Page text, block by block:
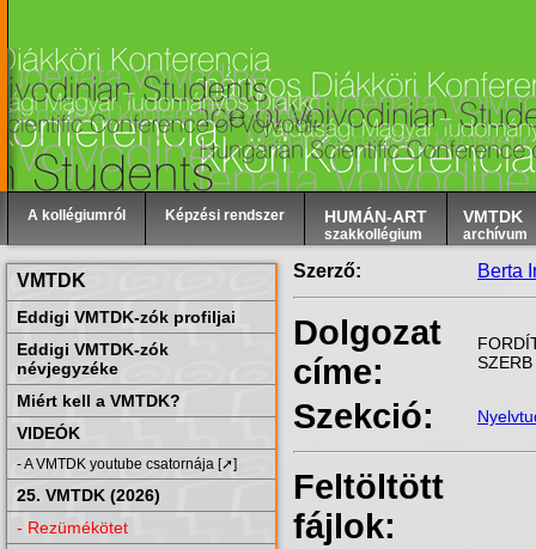
A kollégiumról Képzési rendszer HUMÁN-ART
szakkollégium
VMTDK
archívum
VMTDK
Eddigi VMTDK-zók profiljai
Eddigi VMTDK-zók
névjegyzéke
Miért kell a VMTDK?
VIDEÓK
- A VMTDK youtube csatornája [➚]
25. VMTDK (2026)
- Rezümékötet
Szerző: Berta
Dolgozat
címe:
Szekció:
Feltöltött
fájlok: